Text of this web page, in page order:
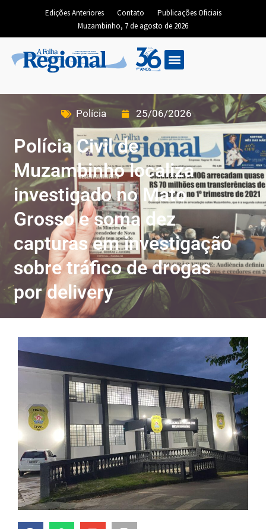
Edições Anteriores Contato
Publicações Oficiais
Muzambinho, 7 de agosto de 2026
Polícia 25/06/2026
Polícia Civil de
Muzambinho localiza
investigado no Mato
Grosso e soma dez
capturas em investigação
sobre tráfico de drogas
por delivery